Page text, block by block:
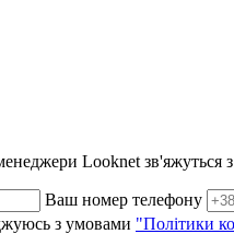
Looknet
Ваш номер телефону
з умовами "Політики